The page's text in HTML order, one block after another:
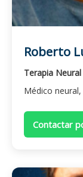
Roberto
Terapia Neural
Médico
Contactar